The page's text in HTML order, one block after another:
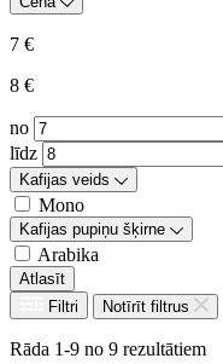
7 €
8 €
no
līdz
Kafijas veids
Mono
Kafijas pupiņu šķirne
Arabika
Atlasīt
Filtri
Notīrīt filtrus
Rāda 1-9 no 9 rezultātiem